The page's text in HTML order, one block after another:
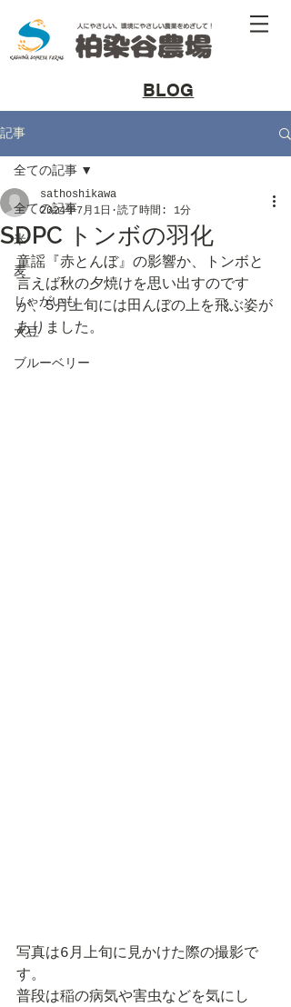
​BLOG
記事
全ての記事
米
麦
じゃがいも
大豆
ブルーベリー
全ての記事
SDPC トンボの羽化
sathoshikawa
2024年7月1日
読了時間: 1分
童謡『赤とんぼ』の影響か、トンボと
言えば秋の夕焼けを思い出すのです
が、5月上旬には田んぼの上を飛ぶ姿が
ありました。
写真は6月上旬に見かけた際の撮影で
す。
普段は稲の病気や害虫などを気にし